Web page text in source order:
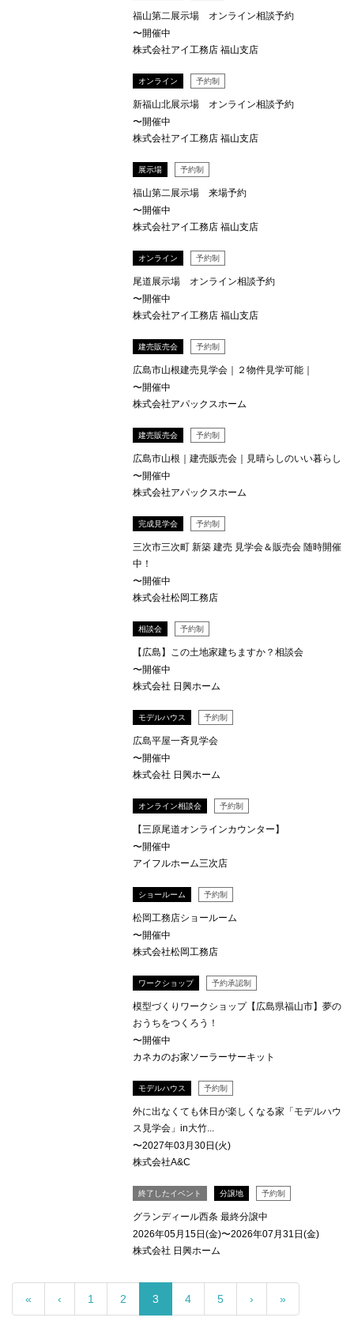
福山第二展示場 オンライン相談予約
〜開催中
株式会社アイ工務店 福山支店
オンライン 予約制
新福山北展示場 オンライン相談予約
〜開催中
株式会社アイ工務店 福山支店
展示場 予約制
福山第二展示場 来場予約
〜開催中
株式会社アイ工務店 福山支店
オンライン 予約制
尾道展示場 オンライン相談予約
〜開催中
株式会社アイ工務店 福山支店
建売販売会 予約制
広島市山根建売見学会｜２物件見学可能｜
〜開催中
株式会社アパックスホーム
建売販売会 予約制
広島市山根｜建売販売会｜見晴らしのいい暮らし
〜開催中
株式会社アパックスホーム
完成見学会 予約制
三次市三次町 新築 建売 見学会＆販売会 随時開催
中！
〜開催中
株式会社松岡工務店
相談会 予約制
【広島】この土地家建ちますか？相談会
〜開催中
株式会社 日興ホーム
モデルハウス 予約制
広島平屋一斉見学会
〜開催中
株式会社 日興ホーム
オンライン相談会 予約制
【三原尾道オンラインカウンター】
〜開催中
アイフルホーム三次店
ショールーム 予約制
松岡工務店ショールーム
〜開催中
株式会社松岡工務店
ワークショップ 予約承認制
模型づくりワークショップ【広島県福山市】夢の
おうちをつくろう！
〜開催中
カネカのお家ソーラーサーキット
モデルハウス 予約制
外に出なくても休日が楽しくなる家「モデルハウ
ス見学会」in大竹...
〜2027年03月30日(火)
株式会社A&C
終了したイベント 分譲地 予約制
グランディール西条 最終分譲中
2026年05月15日(金)〜2026年07月31日(金)
株式会社 日興ホーム
« ‹ 1 2 3 4 5 › »